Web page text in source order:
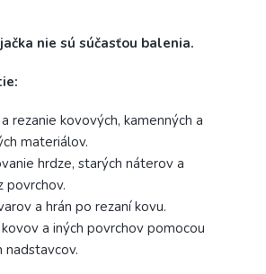
nie sú súčasťou balenia.
rezanie kovových, kamenných a
materiálov.
hrdze, starých náterov a
povrchov.
a hrán po rezaní kovu.
a iných povrchov pomocou
nadstavcov.